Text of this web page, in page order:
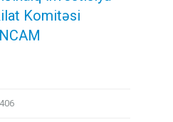
Komitəsi
406